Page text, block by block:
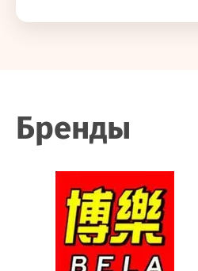
Бренды